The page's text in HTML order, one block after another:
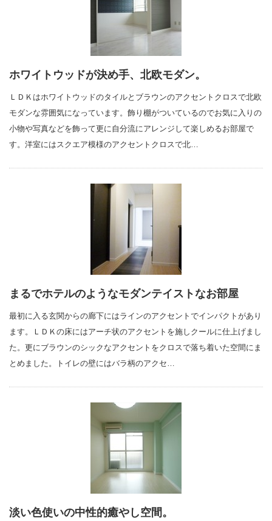
ホワイトウッドが決め手、北欧モダン。
ＬＤＫはホワイトウッドのタイルとブラウンのアクセントクロスで北欧
モダンな雰囲気になっています。飾り棚がついているのでお気に入りの
小物や写真などを飾って更に自分流にアレンジして楽しめるお部屋で
す。洋室にはスクエア模様のアクセントクロスで北…
まるでホテルのようなモダンテイストなお部屋
最初に入る玄関からの廊下にはラインのアクセントでインパクトがあり
ます。ＬＤＫの床にはアーチ状のアクセントを施しクールに仕上げまし
た。更にブラウンのシックなアクセントをクロスで落ち着いた空間にま
とめました。トイレの壁にはバラ柄のアクセ…
淡い色使いの中性的癒やし空間。